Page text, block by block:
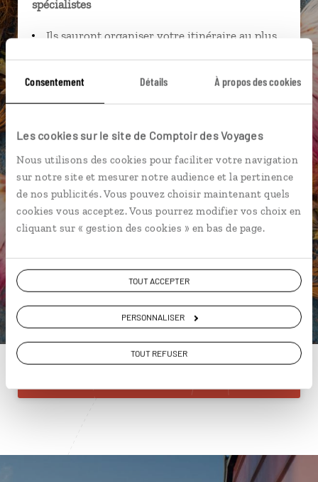
Consentement Détails À propos des cookies
Les cookies sur le site de Comptoir des Voyages
Nous utilisons des cookies pour faciliter votre navigation
sur notre site et mesurer notre audience et la pertinence
de nos publicités. Vous pouvez choisir maintenant quels
cookies vous acceptez. Vous pourrez modifier vos choix en
cliquant sur « gestion des cookies » en bas de page.
TOUT ACCEPTER
PERSONNALISER
TOUT REFUSER
spécialistes
Ils sauront organiser votre itinéraire au plus
Échangez en face à face ou depuis nos studios
Vous gardez le même interlocuteur avant,
pendant et après votre voyage.
DEMANDER UN DEVIS
ou
Construisez votre voyage avec un spécialiste Sri
Lanka
01 85 08 23 52
Du lundi au samedi de 09h30 à 18h30